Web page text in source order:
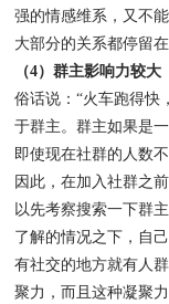
强的情感维系，又不
大部分的关系都停留在
（4）群主影响力较大
俗话说：“火车跑得快
于群主。群主如果是
即使现在社群的人数
因此，在加入社群之
以先考察搜索一下群
了解的情况之下，自
有社交的地方就有人
聚力，而且这种凝聚